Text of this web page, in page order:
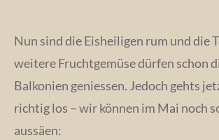
Nun sind die Eisheiligen rum und die
weitere Fruchtgemüse dürfen schon
Balkonien geniessen. Jedoch gehts
richtig los – wir können im Mai noch
aussäen: